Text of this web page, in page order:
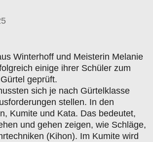
Winterhoff und Meisterin Melanie
einige ihrer Schüler zum
geprüft.
sich je nach Gürtelklasse
stellen. In den
Kumite und Kata. Das bedeutet,
und gehen zeigen, wie Schläge,
(Kihon). Im Kumite wird